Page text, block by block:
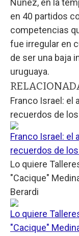
Núñez, en la
en 40 partidos
competencias
fue irregular en
de ser una baja
uruguaya.
Franco Israel: el
recuerdos de
Franco Israel: el
recuerdos de
Lo quiere
"Cacique"
Berardi
Lo quiere
"Cacique"